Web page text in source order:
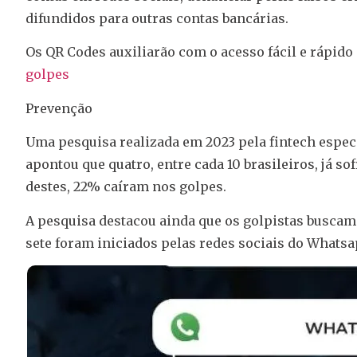
difundidos para outras contas bancárias.
Os QR Codes auxiliarão com o acesso fácil e
golpes
Prevenção
Uma pesquisa realizada em 2023 pela fintech
apontou que quatro, entre cada 10 brasileiros, já
destes, 22% caíram nos golpes.
A pesquisa destacou ainda que os golpistas
sete foram iniciados pelas redes sociais do